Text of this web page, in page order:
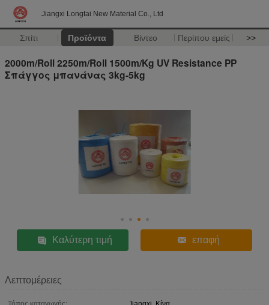
Jiangxi Longtai New Material Co., Ltd
Σπίτι Προϊόντα Βίντεο Περίπου εμείς >>
2000m/Roll 2250m/Roll 1500m/Kg UV Resistance PP
Σπάγγος μπανάνας 3kg-5kg
Καλύτερη τιμή επαφή
Λεπτομέρειες